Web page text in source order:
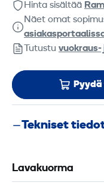
Hinta sisältää
Näet omat
Tutustu vuokraus-
Tekniset
Lavakuorma